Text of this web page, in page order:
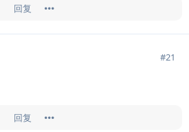
回复
#21
回复